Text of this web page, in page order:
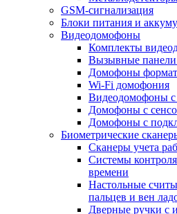
GSM-сигнализация
Блоки питания и
Видеодомофоны
Комплекты
Вызывные
Домофоны
Wi-Fi домофония
Видеодомофоны
Домофоны с
Домофоны с
Биометрические
Сканеры учета
Системы
времени
Настольные
пальцев и вен
Дверные ручки с